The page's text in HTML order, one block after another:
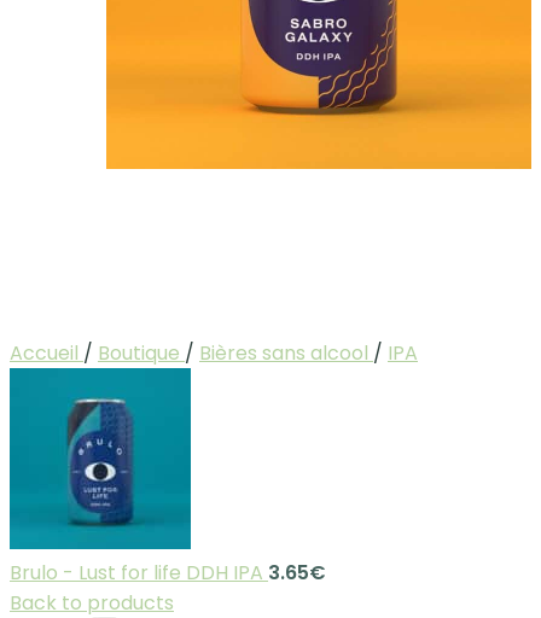
Accueil / Boutique / Bières sans alcool / IPA
Brulo - Lust for life DDH IPA 3.65€
Back to products